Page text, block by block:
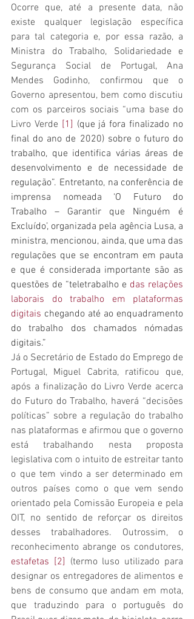
Ocorre que, até a presente data, não
existe qualquer legislação específica
para tal categoria e, por essa razão, a
Ministra do Trabalho, Solidariedade e
Segurança Social de Portugal, Ana
Mendes Godinho, confirmou que o
Governo apresentou, bem como discutiu
com os parceiros sociais “uma base do
Livro Verde [1] (que já fora finalizado no
final do ano de 2020) sobre o futuro do
trabalho, que identifica várias áreas de
desenvolvimento e de necessidade de
regulação”. Entretanto, na conferência de
imprensa nomeada ‘O Futuro do
Trabalho – Garantir que Ninguém é
Excluído’, organizada pela agência Lusa, a
ministra, mencionou, ainda, que uma das
regulações que se encontram em pauta
e que é considerada importante são as
questões de “teletrabalho e das relações
laborais do trabalho em plataformas
digitais chegando até ao enquadramento
do trabalho dos chamados nómadas
digitais.”
Já o Secretário de Estado do Emprego de
Portugal, Miguel Cabrita, ratificou que,
após a finalização do Livro Verde acerca
do Futuro do Trabalho, haverá “decisões
políticas” sobre a regulação do trabalho
nas plataformas e afirmou que o governo
está trabalhando nesta proposta
legislativa com o intuito de estreitar tanto
o que tem vindo a ser determinado em
outros países como o que vem sendo
orientado pela Comissão Europeia e pela
OIT, no sentido de reforçar os direitos
desses trabalhadores. Outrossim, o
estafetas [2] (termo luso utilizado para
designar os entregadores de alimentos e
bens de consumo que andam em mota,
que traduzindo para o português do